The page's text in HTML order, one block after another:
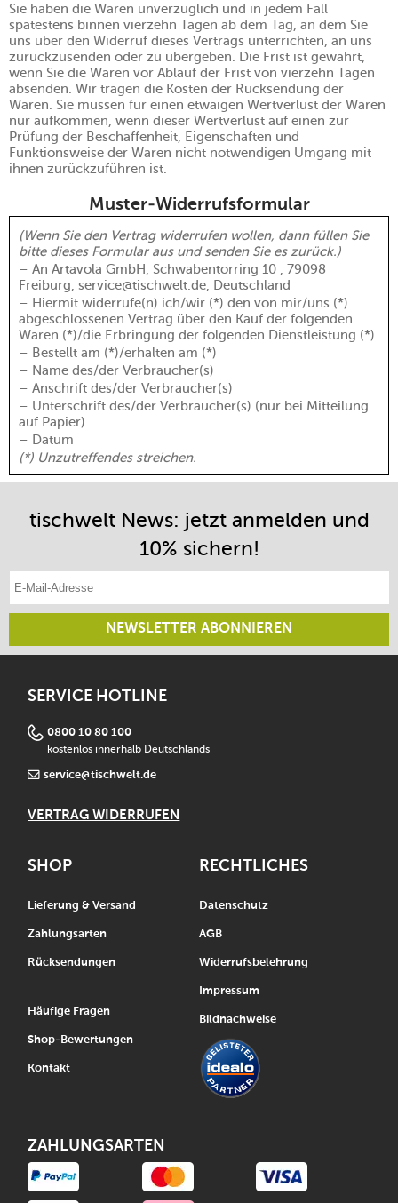
Sie haben die Waren unverzüglich und in jedem Fall
spätestens binnen vierzehn Tagen ab dem Tag, an dem Sie
uns über den Widerruf dieses Vertrags unterrichten, an uns
zurückzusenden oder zu übergeben. Die Frist ist gewahrt,
wenn Sie die Waren vor Ablauf der Frist von vierzehn Tagen
absenden. Wir tragen die Kosten der Rücksendung der
Waren. Sie müssen für einen etwaigen Wertverlust der Waren
nur aufkommen, wenn dieser Wertverlust auf einen zur
Prüfung der Beschaffenheit, Eigenschaften und
Funktionsweise der Waren nicht notwendigen Umgang mit
ihnen zurückzuführen ist.
Muster-Widerrufsformular
(Wenn Sie den Vertrag widerrufen wollen, dann füllen Sie
bitte dieses Formular aus und senden Sie es zurück.)
– An Artavola GmbH, Schwabentorring 10 , 79098
Freiburg, service@tischwelt.de, Deutschland
– Hiermit widerrufe(n) ich/wir (*) den von mir/uns (*)
abgeschlossenen Vertrag über den Kauf der folgenden
Waren (*)/die Erbringung der folgenden Dienstleistung (*)
– Bestellt am (*)/erhalten am (*)
– Name des/der Verbraucher(s)
– Anschrift des/der Verbraucher(s)
– Unterschrift des/der Verbraucher(s) (nur bei Mitteilung
auf Papier)
– Datum
(*) Unzutreffendes streichen.
tischwelt News: jetzt anmelden und
10% sichern!
E-Mail-Adresse eintragen
NEWSLETTER ABONNIEREN
SERVICE HOTLINE
0800 10 80 100
kostenlos innerhalb Deutschlands
service@tischwelt.de
VERTRAG WIDERRUFEN
SHOP
Lieferung & Versand
Zahlungsarten
Rücksendungen
Häufige Fragen
Shop-Bewertungen
Kontakt
RECHTLICHES
Datenschutz
AGB
Widerrufsbelehrung
Impressum
Bildnachweise
ZAHLUNGSARTEN